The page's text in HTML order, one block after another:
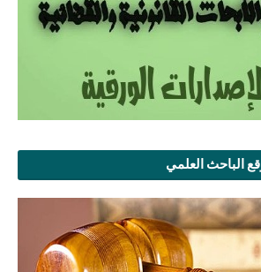
الباحث العلمي